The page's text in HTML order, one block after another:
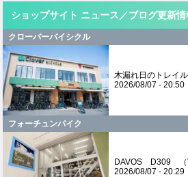
ショップサイト ニュース／ブログ更新情
クローバーバイシクル
木漏れ日のトレイ
2026/08/07 - 20:50
フォーチュンバイク
DAVOS D309 （
2026/08/07 - 20:29